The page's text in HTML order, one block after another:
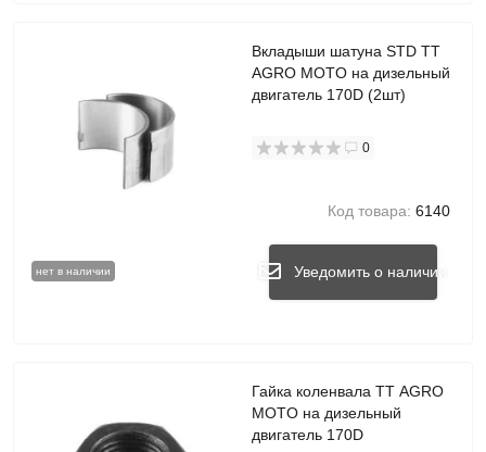
нет в наличии
Вкладыши шатуна STD TT
AGRO MOTO на дизельный
двигатель 170D (2шт)
0
Код товара: 6140
Уведомить о наличии
Гайка коленвала TT AGRO
MOTO на дизельный
двигатель 170D